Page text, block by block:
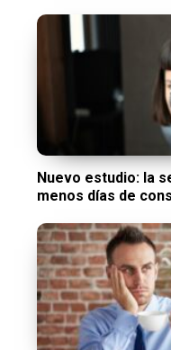
Nuevo estudio: la
menos días de